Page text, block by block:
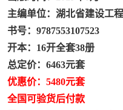
主编单位：湖北省建设工
书号：9787553107523
开本：16开全套38册
总定价：6463元套
优惠价：5480元套
全国可验货后付款
新石油化工检修定额
石油建设安装工程预算
山东省工程预算定额
电网技改,拆除,检修定额